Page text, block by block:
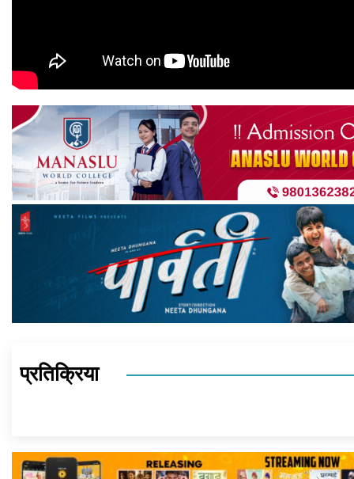
प्रतिक्रिया